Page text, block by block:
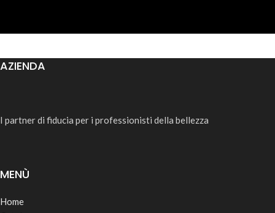
AZIENDA
I partner di fiducia per i professionisti della bellezza
MENÙ
Home